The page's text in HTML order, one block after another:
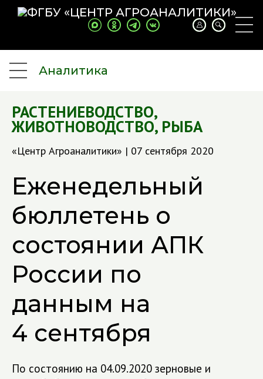
Аналитика
РАСТЕНИЕВОДСТВО,
ЖИВОТНОВОДСТВО, РЫБА
«Центр Агроаналитики» | 07 сентября 2020
Еженедельный
бюллетень о
состоянии АПК
России по
данным на
4 сентября
По состоянию на 04.09.2020 зерновые и